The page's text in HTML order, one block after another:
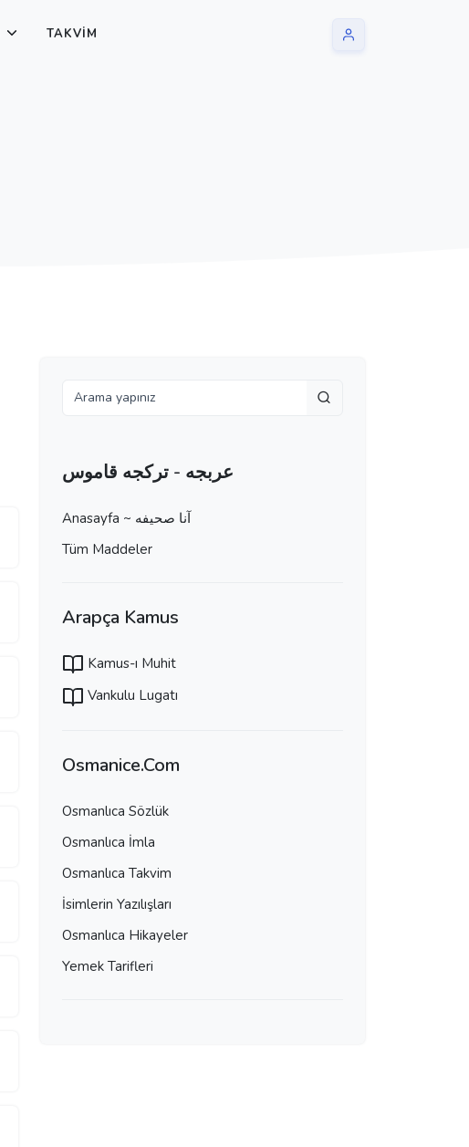
TAKVIM
عربجه - تركجه قاموس
Anasayfa ~ آنا صحيفه
Tüm Maddeler
Arapça Kamus
Kamus-ı Muhit
Vankulu Lugatı
Osmanice.Com
Osmanlıca Sözlük
Osmanlıca İmla
Osmanlıca Takvim
İsimlerin Yazılışları
Osmanlıca Hikayeler
Yemek Tarifleri